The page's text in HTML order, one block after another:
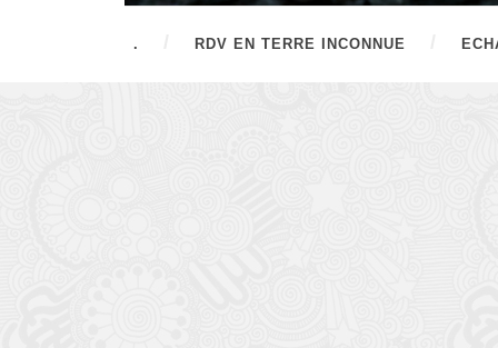
. RDV EN TERRE INCONNUE